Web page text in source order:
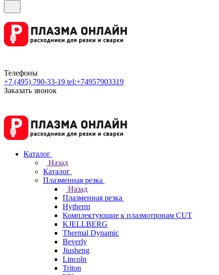
Телефоны
+7 (495) 790-33-19 tel:+74957903319
Заказать звонок
Каталог
Назад
Каталог
Плазменная резка
Назад
Плазменная резка
Hytherm
Комплектующие к плазмотронам CUT
KJELLBERG
Thermal Dynamic
Beverly
Jiusheng
Lincoln
Triton